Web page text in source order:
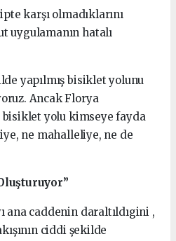
karşı olmadıklarını
uygulamanın hatalı
yapılmış bisiklet yolunu
Ancak Florya
bisiklet yolu kimseye fayda
ne mahalleliye, ne de
ana caddenin daraltıldıgini ,
ciddi şekilde